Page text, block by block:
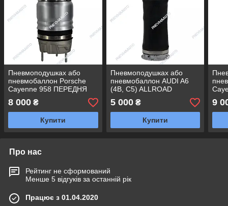
Пневмоподушках або
пневмобаллон Porsche
Cayenne 958 ПЕРЕДНЯ
ПРАВА
8 000 ₴
Купити
Пневмоподушках або
пневмобаллон AUDI A6
(4B, C5) ALLROAD
ПЕРЕДНЯ ЛІВА
5 000₴
Купити
9
Про нас
Рейтинг не сформований
Менше 5 відгуків за останній рік
Працює з 01.04.2020